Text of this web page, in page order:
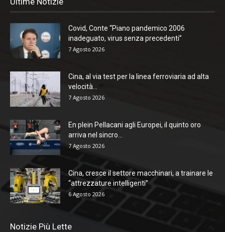
Covid, Conte “Piano pandemico 2006
inadeguato, virus senza precedenti”
7 Agosto 2026
Cina, al via test per la linea ferroviaria ad alta
velocità...
7 Agosto 2026
En plein Pellacani agli Europei, il quinto oro
arriva nel sincro...
7 Agosto 2026
Cina, cresce il settore macchinari, a trainare le
“attrezzature intelligenti”
6 Agosto 2026
Notizie Più Lette